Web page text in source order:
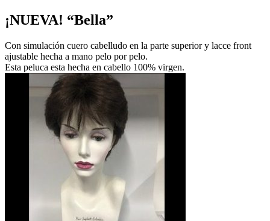
¡NUEVA! “Bella”
Con simulación cuero cabelludo en la parte superior y lacce front
ajustable hecha a mano pelo por pelo.
Esta peluca esta hecha en cabello 100% virgen.